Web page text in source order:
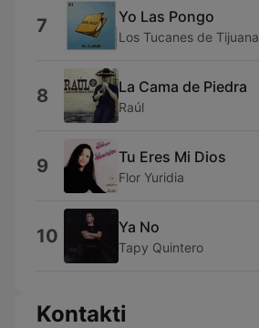
7 Yo Las Pongo
Los Tucanes de Tijuana
8 La Cama de Piedra
Raúl
9 Tu Eres Mi Dios
Flor Yuridia
10 Ya No
Tapy Quintero
Kontakti